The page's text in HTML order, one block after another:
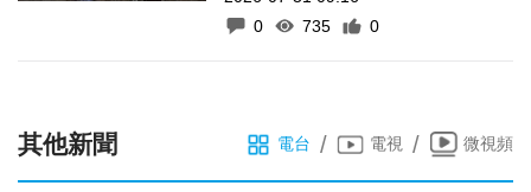
0
735 0
其他新聞 電台 / 電視 / 微視頻